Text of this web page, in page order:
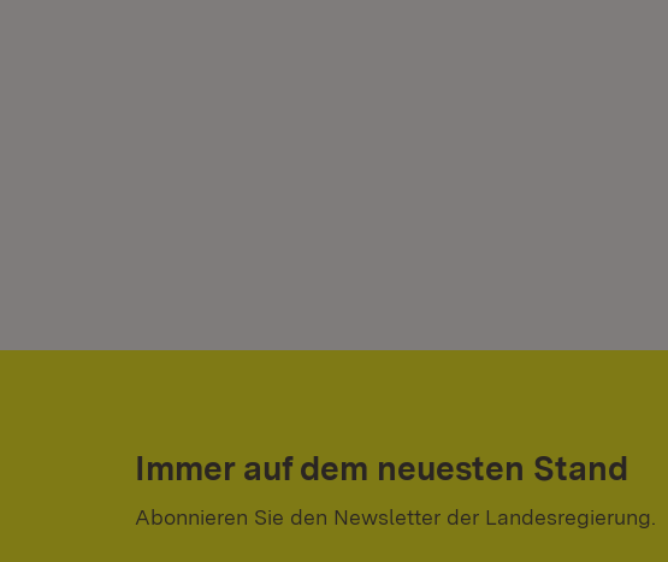
Immer auf dem neuesten Stand
Abonnieren Sie den Newsletter der Landesregierung.